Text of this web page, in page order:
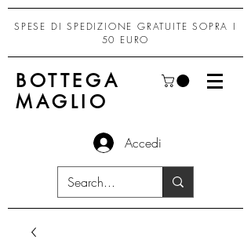
SPESE DI SPEDIZIONE GRATUITE SOPRA I
50 EURO
BOTTEGA
MAGLIO
Accedi